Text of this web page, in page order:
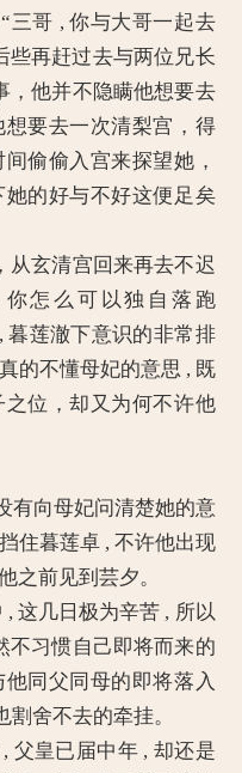
哥 , 你与大哥一起去
些再赶过去与两位兄长
，他并不隐瞒他想要去
要去一次清梨宫，得
偷偷入宫来探望她，
的好与不好这便足矣
玄清宫回来再去不迟
怎么可以独自落跑
暮莲澈下意识的非常排
的不懂母妃的意思 , 既
位，却又为何不许他
向母妃问清楚她的意
住暮莲卓 , 不许他出现
之前见到芸夕。
几日极为辛苦 , 所以
不习惯自己即将而来的
同父同母的即将落入
舍不去的牵挂。
皇已届中年 , 却还是